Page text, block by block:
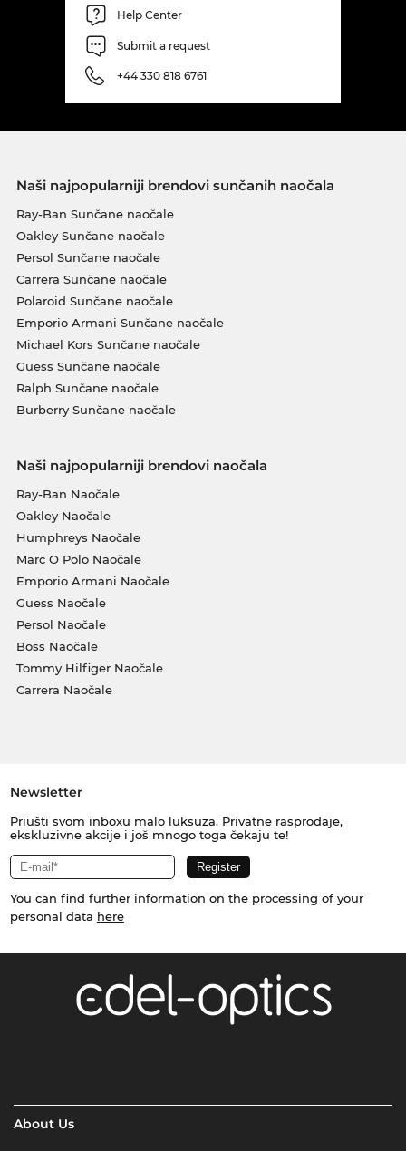
Help Center
Submit a request
+44 330 818 6761
Naši najpopularniji brendovi sunčanih naočala
Ray-Ban Sunčane naočale
Oakley Sunčane naočale
Persol Sunčane naočale
Carrera Sunčane naočale
Polaroid Sunčane naočale
Emporio Armani Sunčane naočale
Michael Kors Sunčane naočale
Guess Sunčane naočale
Ralph Sunčane naočale
Burberry Sunčane naočale
Naši najpopularniji brendovi naočala
Ray-Ban Naočale
Oakley Naočale
Humphreys Naočale
Marc O Polo Naočale
Emporio Armani Naočale
Guess Naočale
Persol Naočale
Boss Naočale
Tommy Hilfiger Naočale
Carrera Naočale
Newsletter
Priušti svom inboxu malo luksuza. Privatne rasprodaje,
ekskluzivne akcije i još mnogo toga čekaju te!
You can find further information on the processing of your
personal data here
About Us